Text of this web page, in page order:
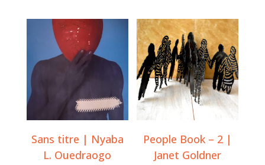
Sans titre | Nyaba
L. Ouedraogo
People Book – 2 |
Janet Goldner